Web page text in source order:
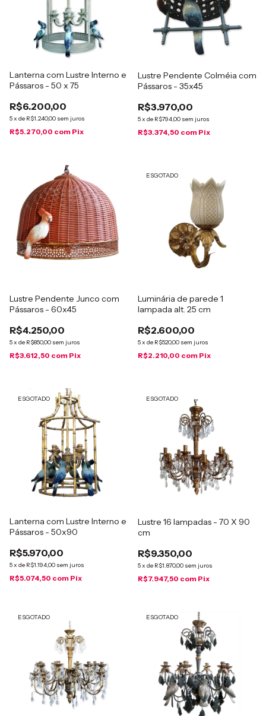
Lanterna com Lustre Interno e
Pássaros - 50 x 75
R$6.200,00
5x de R$1.240,00 sem juros
R$5.270,00 com Pix
Lustre Pendente Colméia com
Pássaros - 35x45
R$3.970,00
5x de R$794,00 sem juros
R$3.374,50 com Pix
Lustre Pendente Junco com
Pássaros - 60x45
R$4.250,00
5x de R$850,00 sem juros
R$3.612,50 com Pix
ESGOTADO
Luminária de parede 1
lampada alt. 25 cm
R$2.600,00
5x de R$520,00 sem juros
R$2.210,00 com Pix
ESGOTADO
Lanterna com Lustre Interno e
Pássaros - 50x90
R$5.970,00
5x de R$1.194,00 sem juros
R$5.074,50 com Pix
ESGOTADO
Lustre 16 lampadas - 70 X 90
cm
R$9.350,00
5x de R$1.870,00 sem juros
R$7.947,50 com Pix
ESGOTADO ESGOTADO